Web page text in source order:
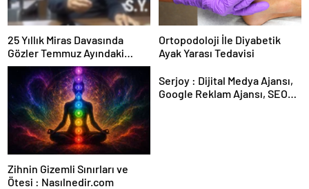
25 Yıllık Miras Davasında
Gözler Temmuz Ayındaki
Karar Duruşmasına Çevrildi
Ortopodoloji İle Diyabetik
Ayak Yarası Tedavisi
Zihnin Gizemli Sınırları ve
Ötesi : Nasılnedir.com
Serjoy : Dijital Medya Ajansı,
Google Reklam Ajansı, SEO